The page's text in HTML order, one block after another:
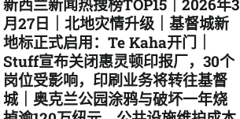
新西兰新闻热搜榜TOP15｜2026年3
月27日｜北地灾情升级｜基督城新
地标正式启用：Te Kaha开门｜
Stuff宣布关闭惠灵顿印报厂，30个
岗位受影响，印刷业务将转往基督
城｜奥克兰公园涂鸦与破坏一年烧